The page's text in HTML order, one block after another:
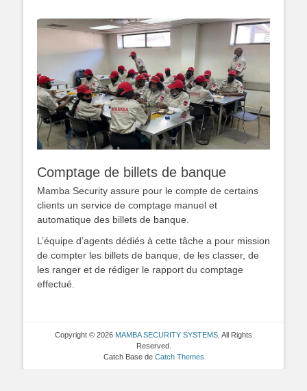
Comptage de billets de banque
Mamba Security assure pour le compte de certains
clients un service de comptage manuel et
automatique des billets de banque.
L’équipe d’agents dédiés à cette tâche a pour mission
de compter les billets de banque, de les classer, de
les ranger et de rédiger le rapport du comptage
effectué.
Copyright © 2026 MAMBA SECURITY SYSTEMS . All Rights
Reserved.
Catch Base de Catch Themes